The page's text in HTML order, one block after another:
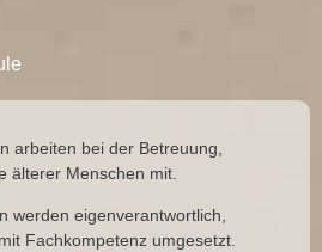
arbeiten bei der Betreuung,
älterer Menschen mit.
werden eigenverantwortlich,
Fachkompetenz umgesetzt.